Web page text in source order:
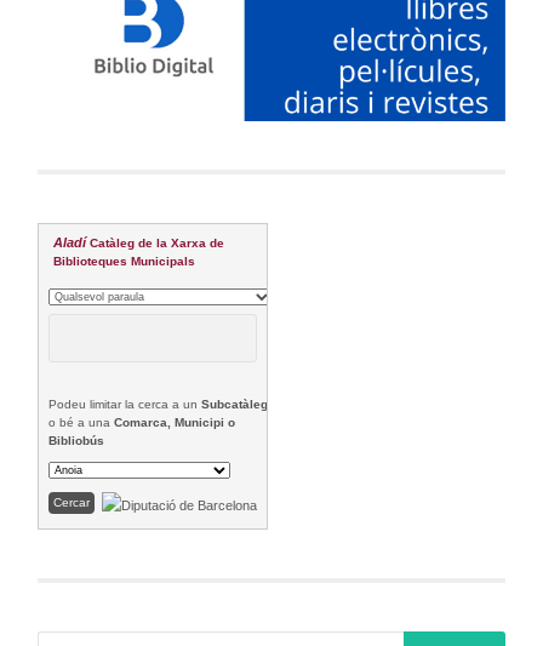
Aladí Catàleg de la Xarxa de
Biblioteques Municipals
Podeu limitar la cerca a unSubcatàleg
o bé a unaComarca, Municipi o
Bibliobús